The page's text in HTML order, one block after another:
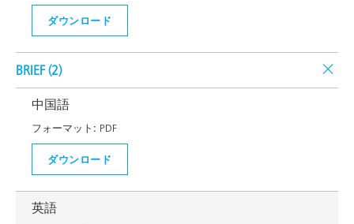
ダウンロード
BRIEF (2)
中国語
フォーマット: PDF
ダウンロード
英語